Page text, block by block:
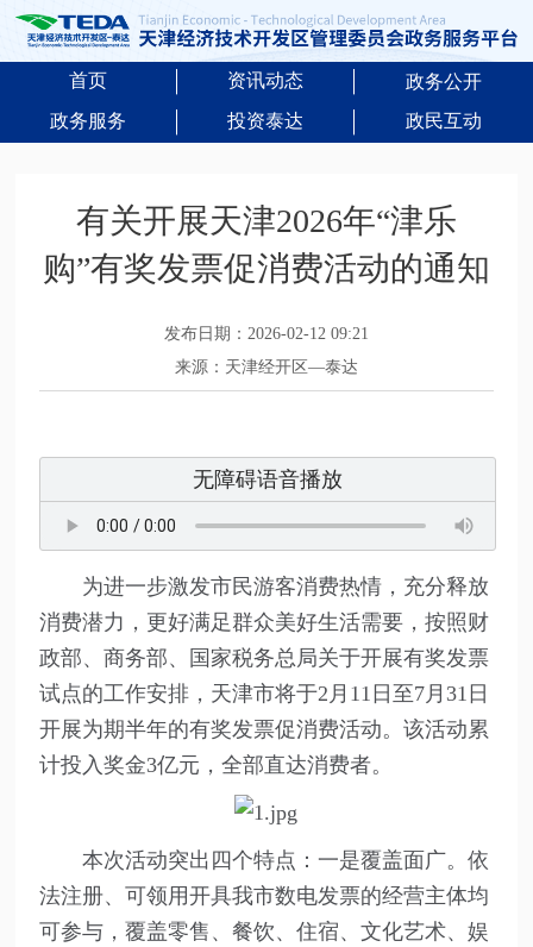
首页 资讯动态
政务公开
政务服务
投资泰达 政民互动
有关开展天津2026年“津乐
购”有奖发票促消费活动的通知
发布日期：2026-02-12 09:21
来源：天津经开区—泰达
无障碍语音播放
为进一步激发市民游客消费热情，充分释放
消费潜力，更好满足群众美好生活需要，按照财
政部、商务部、国家税务总局关于开展有奖发票
试点的工作安排，天津市将于2月11日至7月31日
开展为期半年的有奖发票促消费活动。该活动累
计投入奖金3亿元，全部直达消费者。
本次活动突出四个特点：一是覆盖面广。依
法注册、可领用开具我市数电发票的经营主体均
可参与，覆盖零售、餐饮、住宿、文化艺术、娱